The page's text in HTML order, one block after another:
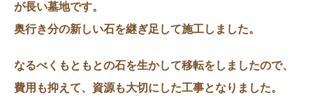
が長い墓地です。
奥行き分の新しい石を継ぎ足して施工しました。
なるべくもともとの石を生かして移転をしましたので、
費用も抑えて、資源も大切にした工事となりました。